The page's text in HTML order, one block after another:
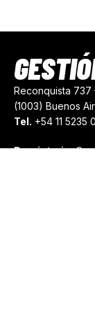
Reconquista 737
(1003) Buenos
Tel. +54 11 5235
Propietario: